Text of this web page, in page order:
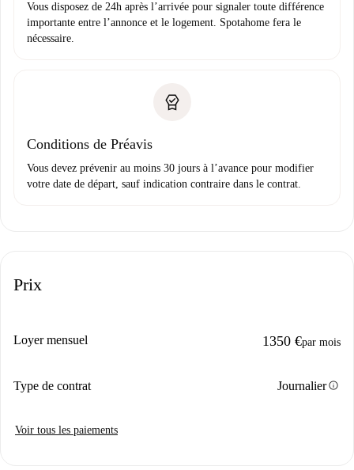
Vous disposez de 24h après l’arrivée pour signaler toute différence
importante entre l’annonce et le logement. Spotahome fera le
nécessaire.
Conditions de Préavis
Vous devez prévenir au moins 30 jours à l’avance pour modifier
votre date de départ, sauf indication contraire dans le contrat.
Prix
Loyer mensuel 1350 €par mois
Type de contrat Journalierinfo
Voir tous les paiements